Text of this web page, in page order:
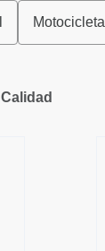
Motocicleta
Calidad